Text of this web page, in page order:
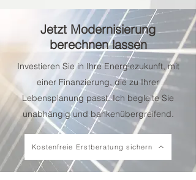
Jetzt Modernisierung
berechnen lassen
Investieren Sie in Ihre Energiezukunft, mit
einer Finanzierung, die zu Ihrer
Lebensplanung passt. Ich begleite Sie
unabhängig und bankenübergreifend.
Kostenfreie Erstberatung sichern